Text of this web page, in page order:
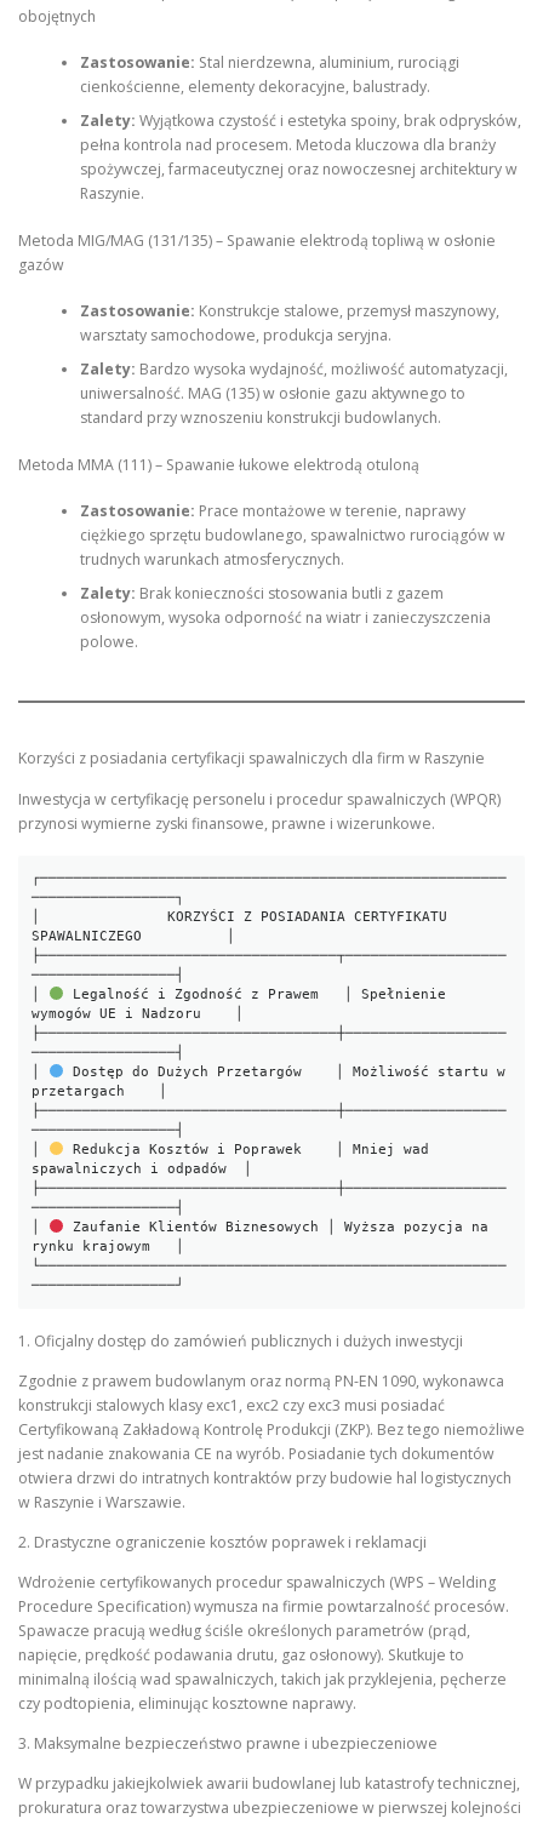
obojętnych
Zastosowanie: Stal nierdzewna, aluminium, rurociągi
cienkościenne, elementy dekoracyjne, balustrady.
Zalety: Wyjątkowa czystość i estetyka spoiny, brak odprysków,
pełna kontrola nad procesem. Metoda kluczowa dla branży
spożywczej, farmaceutycznej oraz nowoczesnej architektury w
Raszynie.
Metoda MIG/MAG (131/135) – Spawanie elektrodą topliwą w osłonie
gazów
Zastosowanie: Konstrukcje stalowe, przemysł maszynowy,
warsztaty samochodowe, produkcja seryjna.
Zalety: Bardzo wysoka wydajność, możliwość automatyzacji,
uniwersalność. MAG (135) w osłonie gazu aktywnego to
standard przy wznoszeniu konstrukcji budowlanych.
Metoda MMA (111) – Spawanie łukowe elektrodą otuloną
Zastosowanie: Prace montażowe w terenie, naprawy
ciężkiego sprzętu budowlanego, spawalnictwo rurociągów w
trudnych warunkach atmosferycznych.
Zalety: Brak konieczności stosowania butli z gazem
osłonowym, wysoka odporność na wiatr i zanieczyszczenia
polowe.
Korzyści z posiadania certyfikacji spawalniczych dla firm w Raszynie
Inwestycja w certyfikację personelu i procedur spawalniczych (WPQR)
przynosi wymierne zyski finansowe, prawne i wizerunkowe.
┌───────────────────────────────────────────────────────
─────────────────┐
│               KORZYŚCI Z POSIADANIA CERTYFIKATU
SPAWALNICZEGO          │
├───────────────────────────────────┬───────────────────
─────────────────┤
Legalność i Zgodność z Prawem   │ Spełnienie
wymogów UE i Nadzoru    │
├───────────────────────────────────┼───────────────────
─────────────────┤
Dostęp do Dużych Przetargów    │ Możliwość startu w
przetargach    │
├───────────────────────────────────┼───────────────────
─────────────────┤
Redukcja Kosztów i Poprawek    │ Mniej wad
spawalniczych i odpadów  │
├───────────────────────────────────┼───────────────────
─────────────────┤
Zaufanie Klientów Biznesowych │ Wyższa pozycja na
rynku krajowym   │
└───────────────────────────────────────────────────────
1. Oficjalny dostęp do zamówień publicznych i dużych inwestycji
Zgodnie z prawem budowlanym oraz normą PN-EN 1090, wykonawca
konstrukcji stalowych klasy exc1, exc2 czy exc3 musi posiadać
Certyfikowaną Zakładową Kontrolę Produkcji (ZKP). Bez tego niemożliwe
jest nadanie znakowania CE na wyrób. Posiadanie tych dokumentów
otwiera drzwi do intratnych kontraktów przy budowie hal logistycznych
w Raszynie i Warszawie.
2. Drastyczne ograniczenie kosztów poprawek i reklamacji
Wdrożenie certyfikowanych procedur spawalniczych (WPS – Welding
Procedure Specification) wymusza na firmie powtarzalność procesów.
Spawacze pracują według ściśle określonych parametrów (prąd,
napięcie, prędkość podawania drutu, gaz osłonowy). Skutkuje to
minimalną ilością wad spawalniczych, takich jak przyklejenia, pęcherze
czy podtopienia, eliminując kosztowne naprawy.
3. Maksymalne bezpieczeństwo prawne i ubezpieczeniowe
W przypadku jakiejkolwiek awarii budowlanej lub katastrofy technicznej,
prokuratura oraz towarzystwa ubezpieczeniowe w pierwszej kolejności